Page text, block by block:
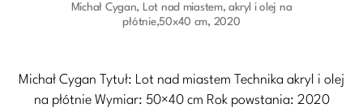
Michał Cygan, Lot nad miastem, akryl i olej na
płótnie,50x40 cm, 2020
Michał Cygan Tytuł: Lot nad miastem Technika akryl i olej
na płótnie Wymiar: 50×40 cm Rok powstania: 2020